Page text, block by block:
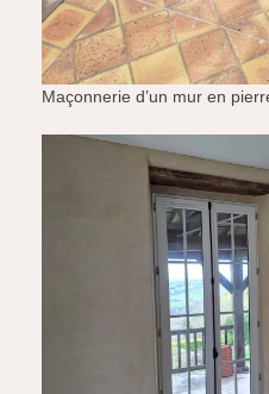
Maçonnerie d’un mur en